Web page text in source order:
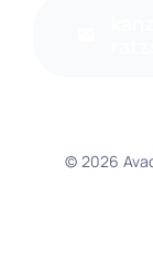
© 2026